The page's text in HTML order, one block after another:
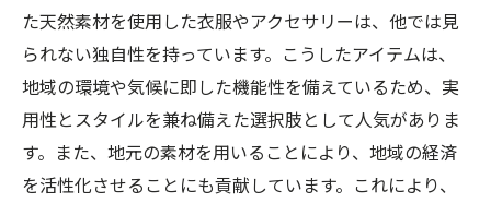
た天然素材を使用した衣服やアクセサリーは、他では見
られない独自性を持っています。こうしたアイテムは、
地域の環境や気候に即した機能性を備えているため、実
用性とスタイルを兼ね備えた選択肢として人気がありま
す。また、地元の素材を用いることにより、地域の経済
を活性化させることにも貢献しています。これにより、